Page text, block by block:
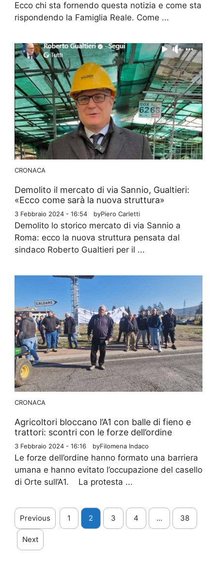
Ecco chi sta fornendo questa notizia e come sta
rispondendo la Famiglia Reale. Come ...
CRONACA
Demolito il mercato di via Sannio, Gualtieri:
«Ecco come sarà la nuova struttura»
3 Febbraio 2024 - 16:54 byPiero Carletti
Demolito lo storico mercato di via Sannio a
Roma: ecco la nuova struttura pensata dal
sindaco Roberto Gualtieri per il ...
CRONACA
Agricoltori bloccano l’A1 con balle di fieno e
trattori: scontri con le forze dell’ordine
3 Febbraio 2024 - 16:16 byFilomena Indaco
Le forze dell’ordine hanno formato una barriera
umana e hanno evitato l’occupazione del casello
di Orte sull’A1. La protesta ...
Previous 1 2 3 4 … 38
Next